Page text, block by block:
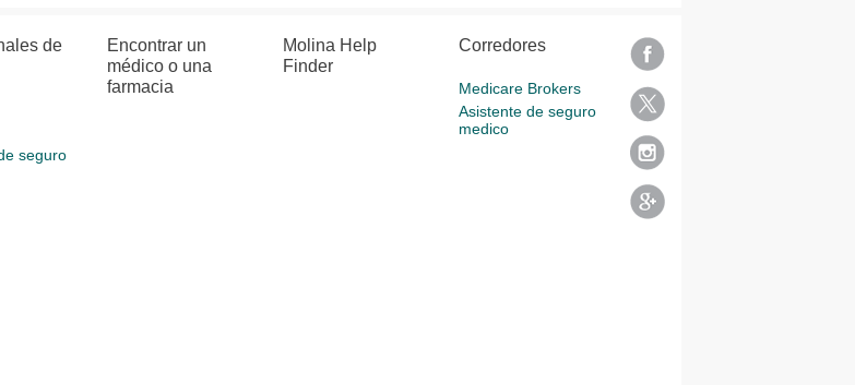
de
seguro
Encontrar un
médico o una
farmacia
Molina Help
Finder
Corredores
Medicare Brokers
Asistente de seguro
medico